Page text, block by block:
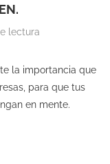
lectura
la importancia que
para que tus
en mente.